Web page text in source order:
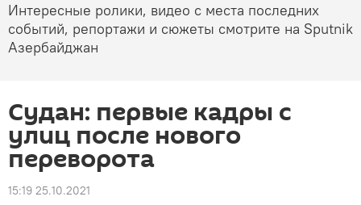
Интересные ролики, видео с места последних
событий, репортажи и сюжеты смотрите на Sputnik
Азербайджан
Судан: первые кадры с
улиц после нового
переворота
15:19 25.10.2021